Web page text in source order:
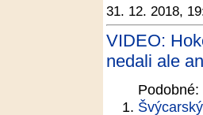
31. 12. 2018,
VIDEO:
nedali ale
Podobné: